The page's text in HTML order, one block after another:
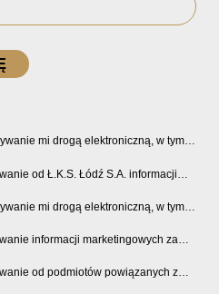
mi drogą elektroniczną, w tym
oraz informacji o zniżkach,
karnetach, ofercie sklepu U2
i innych produktach oraz
Ł.K.S. Łódź S.A.
od Ł.K.S. Łódź S.A. informacji
spółki, ofert, wydarzeń i
wiadomości SMS oraz połączeń
mi drogą elektroniczną, w tym
i marketingowych o
Sponsorów i PartnerówŁ.K.S.
informacji marketingowych za
oraz połączeń telefonicznych
Łódź S.A.
od podmiotów powiązanych z
oraz Sport Catering sp. z